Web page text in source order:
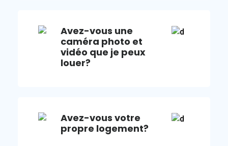
Avez-vous une
caméra photo et
vidéo que je peux
louer?
Avez-vous votre
propre logement?